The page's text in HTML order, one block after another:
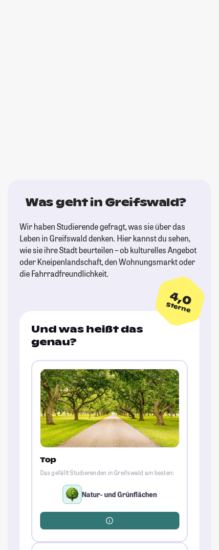
Was geht in Greifswald?
Wir haben Studierende gefragt, was sie über das
Leben in Greifswald denken. Hier kannst du sehen,
wie sie ihre Stadt beurteilen – ob kulturelles Angebot
oder Kneipenlandschaft, den Wohnungsmarkt oder
die Fahrradfreundlichkeit.
4,0
Sterne
Und was heißt das
genau?
Top
Das gefällt Studierenden in Greifswald am besten:
Natur- und Grünflächen